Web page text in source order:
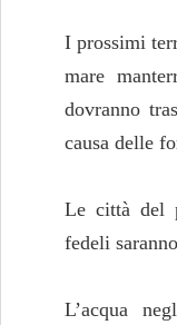
I prossimi
mare
dovranno
causa delle
Le città del
fedeli
L’acqua